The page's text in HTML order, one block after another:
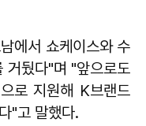
에서 쇼케이스와 수
거뒀다"며 "앞으로도
로 지원해 K브랜드
"고 말했다.